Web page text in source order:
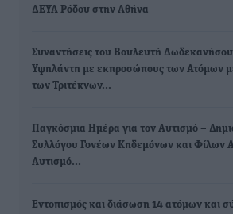
ΔΕΥΑ Ρόδου στην Αθήνα
Συναντήσεις του Βουλευτή
Υψηλάντη με εκπροσώπους των Ατόμων
των Τριτέκνων…
Παγκόσμια Ημέρα για τον Αυτισμό –
Συλλόγου Γονέων Κηδεμόνων και Φίλων
Αυτισμό…
Εντοπισμός και διάσωση 14 ατόμων και